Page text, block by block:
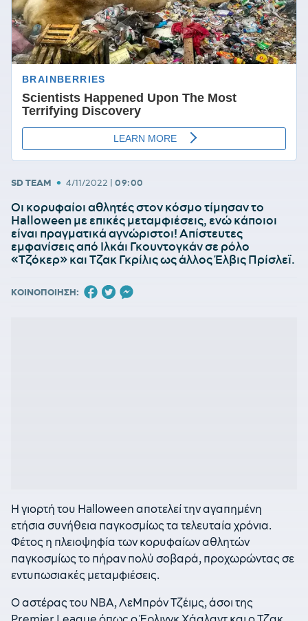
SD TEAM • 4/11/2022 | 09:00
Οι κορυφαίοι αθλητές στον κόσμο τίμησαν το
Halloween με επικές μεταμφιέσεις, ενώ κάποιοι
είναι πραγματικά αγνώριστοι! Απίστευτες
εμφανίσεις από Ιλκάι Γκουντογκάν σε ρόλο
«Τζόκερ» και Τζακ Γκρίλις ως άλλος Έλβις Πρίσλεϊ.
ΚΟΙΝΟΠΟΙΗΣΗ:
Η γιορτή του Halloween αποτελεί την αγαπημένη
ετήσια συνήθεια παγκοσμίως τα τελευταία χρόνια.
Φέτος η πλειοψηφία των κορυφαίων αθλητών
παγκοσμίως το πήραν πολύ σοβαρά, προχωρώντας σε
εντυπωσιακές μεταμφιέσεις.
Ο αστέρας του NBA, ΛεΜπρόν Τζέιμς, άσοι της